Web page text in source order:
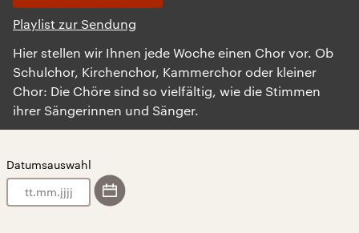
Playlist zur Sendung
Hier stellen wir Ihnen jede Woche einen Chor vor. Ob
Schulchor, Kirchenchor, Kammerchor oder kleiner
Chor: Die Chöre sind so vielfältig, wie die Stimmen
ihrer Sängerinnen und Sänger.
Datumsauswahl
.
.